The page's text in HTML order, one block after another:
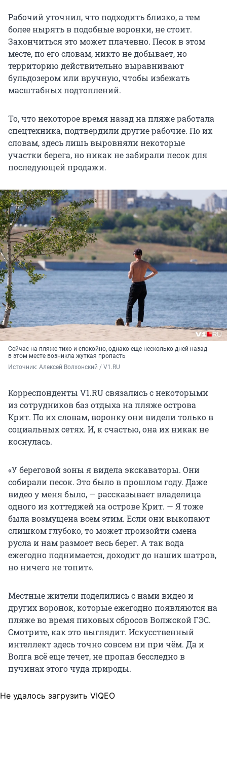
Рабочий уточнил, что подходить близко, а тем
более нырять в подобные воронки, не стоит.
Закончиться это может плачевно. Песок в этом
месте, по его словам, никто не добывает, но
территорию действительно выравнивают
бульдозером или вручную, чтобы избежать
масштабных подтоплений.
То, что некоторое время назад на пляже работала
спецтехника, подтвердили другие рабочие. По их
словам, здесь лишь выровняли некоторые
участки берега, но никак не забирали песок для
последующей продажи.
Сейчас на пляже тихо и спокойно, однако еще несколько дней назад
в этом месте возникла жуткая пропасть
Источник: Алексей Волхонский / V1.RU
Корреспонденты V1.RU связались с некоторыми
из сотрудников баз отдыха на пляже острова
Крит. По их словам, воронку они видели только в
социальных сетях. И, к счастью, она их никак не
коснулась.
«У береговой зоны я видела экскаваторы. Они
собирали песок. Это было в прошлом году. Даже
видео у меня было, — рассказывает владелица
одного из коттеджей на острове Крит. — Я тоже
была возмущена всем этим. Если они выкопают
слишком глубоко, то может произойти смена
русла и нам размоет весь берег. А так вода
ежегодно поднимается, доходит до наших шатров,
но ничего не топит».
Местные жители поделились с нами видео и
других воронок, которые ежегодно появляются на
пляже во время пиковых сбросов Волжской ГЭС.
Смотрите, как это выглядит. Искусственный
интеллект здесь точно совсем ни при чём. Да и
Волга всё еще течет, не пропав бесследно в
пучинах этого чуда природы.
Не удалось загрузить VIQEO